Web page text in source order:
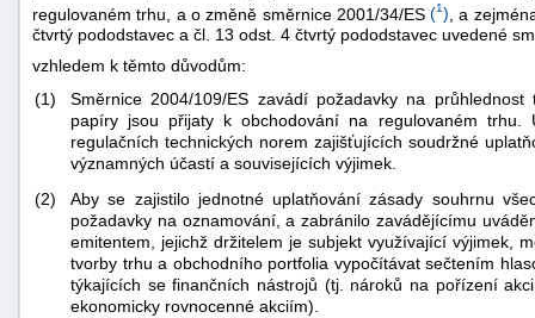
regulovaném trhu, a o změně směrnice 2001/34/ES(1) , a
čtvrtý pododstavec a čl. 13 odst. 4 čtvrtý pododstavec uvedené
vzhledem k těmto důvodům:
(1)
Směrnice 2004/109/ES zavádí požadavky na
papíry jsou přijaty k obchodování na regulovaném trhu.
regulačních technických norem zajišťujících soudržné
významných účastí a souvisejících výjimek.
(2)
Aby se zajistilo jednotné uplatňování zásady souhrnu
požadavky na oznamování, a zabránilo zavádějícímu
emitentem, jejichž držitelem je subjekt využívající výjimek,
tvorby trhu a obchodního portfolia vypočítávat sečtením
týkajících se finančních nástrojů (tj. nároků na pořízení
ekonomicky rovnocenné akciím).
škody